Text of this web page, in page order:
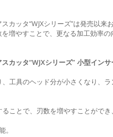
カッタ“WJXシリーズ”は発売以
増やすことで、更なる加工効率
カッタ“WJXシリーズ” 小型イン
工具のヘッド分が小さくなり、
ことで、刃数を増やすことができ
。